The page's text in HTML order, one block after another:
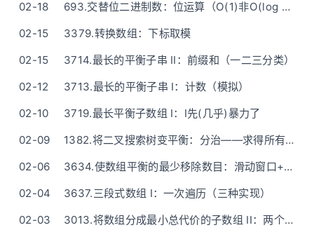
02-18
693.交替位二进制数：位运算（O(1)非O(log n)）
02-15
3379.转换数组：下标取模
02-15
3714.最长的平衡子串 II：前缀和（一二三分类）
02-12
3713.最长的平衡子串 I：计数（模拟）
02-10
3719.最长平衡子数组 I：I先(几乎)暴力了
02-09
1382.将二叉搜索树变平衡：分治——求得所有节点再重新建树
02-06
3634.使数组平衡的最少移除数目：滑动窗口+优化(一次二分查找+剪枝)
02-04
3637.三段式数组 I：一次遍历（三种实现）
02-03
3013.将数组分成最小总代价的子数组 II：两个堆维护k-1小 + 滑动窗口